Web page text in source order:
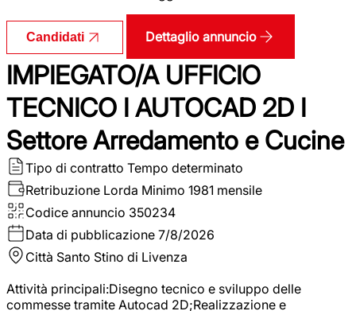
Candidati Dettaglio annuncio
IMPIEGATO/A UFFICIO
TECNICO I AUTOCAD 2D I
Settore Arredamento e Cucine
Tipo di contratto Tempo determinato
Retribuzione Lorda Minimo 1981 mensile
Codice annuncio 350234
Data di pubblicazione 7/8/2026
Città Santo Stino di Livenza
Attività principali:Disegno tecnico e sviluppo delle
commesse tramite Autocad 2D;Realizzazione e